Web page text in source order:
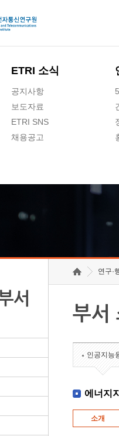
ETRI 소식
공지사항
보도자료
ETRI SNS
채용공고
서
연구·
부서
인공지능
에너지
소개